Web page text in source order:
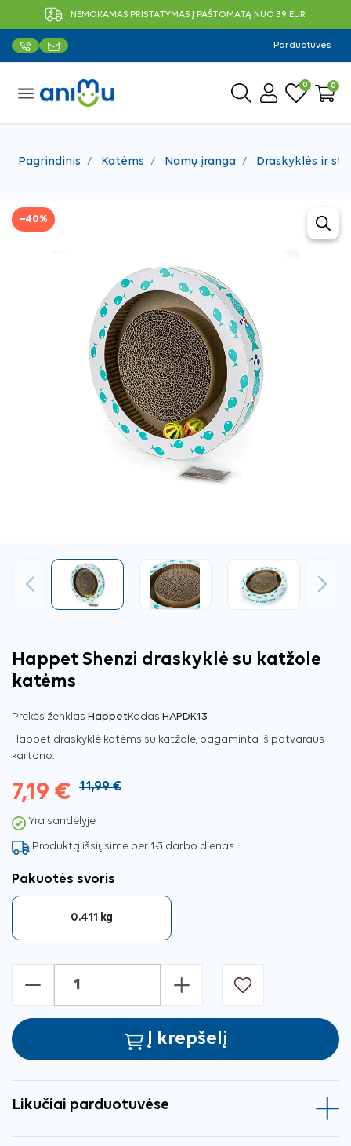
NEMOKAMAS PRISTATYMAS Į PAŠTOMATĄ NUO 39 EUR
Parduotuvės
menu 0 0
Pagrindinis Katėms Namų įranga Draskyklės ir
−40%
Ankstesnis Tęsti
Happet Shenzi draskyklė su katžole
katėms
Prekės ženklas HappetKodas HAPDK13
Happet draskyklė katėms su katžole, pagaminta iš patvaraus
kartono.
7,19 € 11,99 €
Yra sandėlyje
Produktą išsiųsime per 1-3 darbo dienas.
Pakuotės svoris
0.411 kg
- +
Į krepšelį
Likučiai parduotuvėse